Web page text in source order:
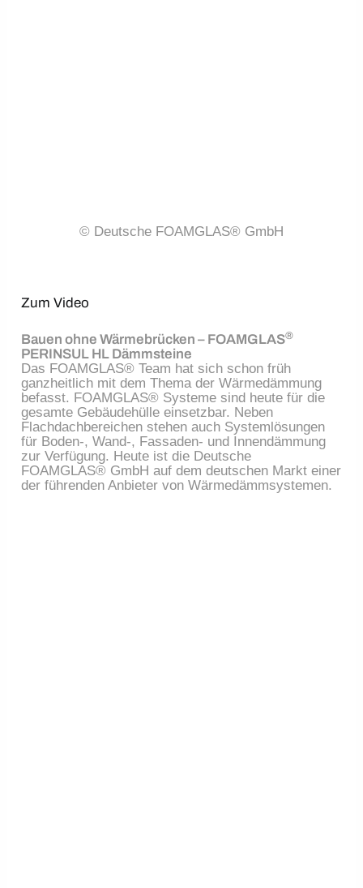
© Deutsche FOAMGLAS® GmbH
Zum Video
Bauen ohne Wärmebrücken – FOAMGLAS®
PERINSUL HL Dämmsteine
Das FOAMGLAS® Team hat sich schon früh
ganzheitlich mit dem Thema der Wärmedämmung
befasst. FOAMGLAS® Systeme sind heute für die
gesamte Gebäudehülle einsetzbar. Neben
Flachdachbereichen stehen auch Systemlösungen
für Boden-, Wand-, Fassaden- und Innendämmung
zur Verfügung. Heute ist die Deutsche
FOAMGLAS® GmbH auf dem deutschen Markt einer
der führenden Anbieter von Wärmedämmsystemen.